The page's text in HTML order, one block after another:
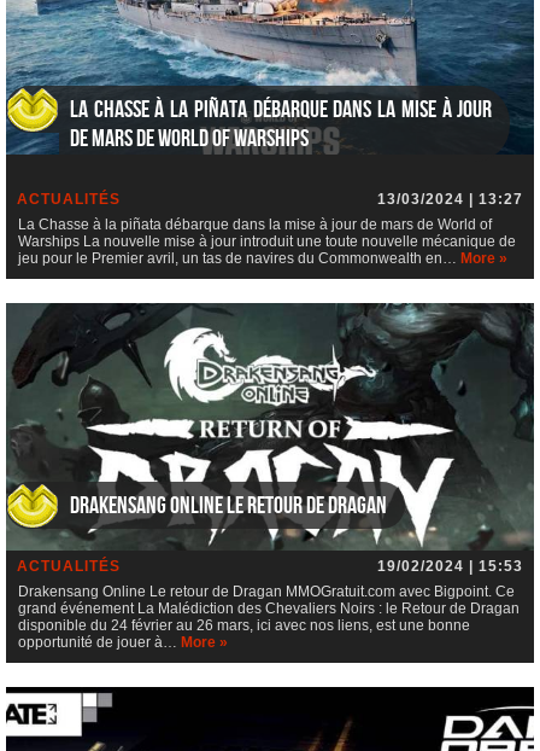
La Chasse à la piñata débarque dans la mise à jour
de mars de World of Warships
ACTUALITÉS
13/03/2024 | 13:27
La Chasse à la piñata débarque dans la mise à jour de mars de World of
Warships La nouvelle mise à jour introduit une toute nouvelle mécanique de
jeu pour le Premier avril, un tas de navires du Commonwealth en… More »
Drakensang Online Le retour de Dragan
ACTUALITÉS
19/02/2024 | 15:53
Drakensang Online Le retour de Dragan MMOGratuit.com avec Bigpoint. Ce
grand événement La Malédiction des Chevaliers Noirs : le Retour de Dragan
disponible du 24 février au 26 mars, ici avec nos liens, est une bonne
opportunité de jouer à… More »